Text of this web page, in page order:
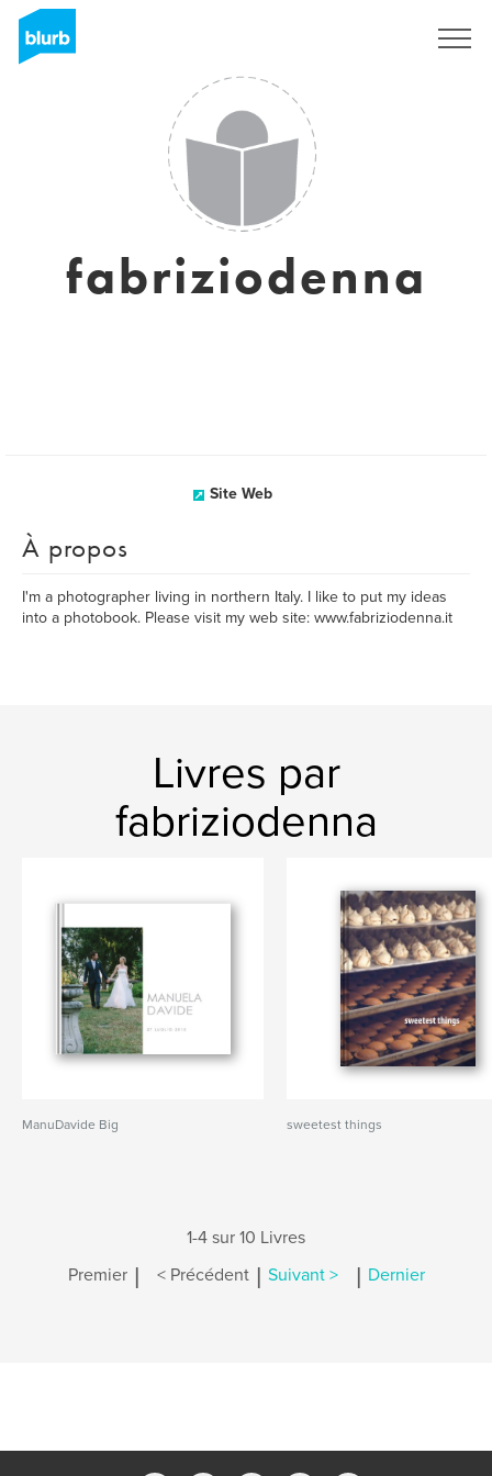
fabriziodenna
Site Web
À propos
I'm a photographer living in northern Italy. I like to put my ideas
into a photobook. Please visit my web site: www.fabriziodenna.it
Livres par
fabriziodenna
ManuDavide Big sweetest things
1-4 sur 10 Livres
Premier | < Précédent | Suivant > | Dernier